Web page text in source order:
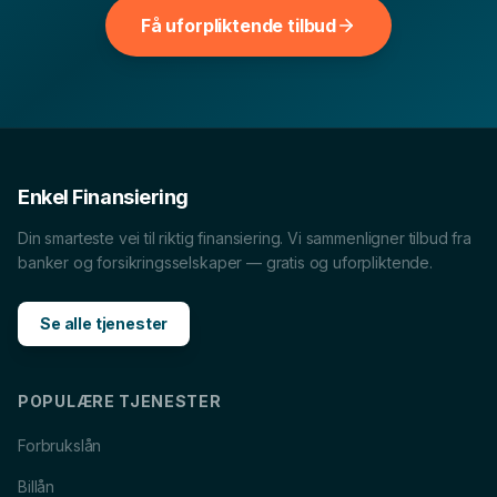
bruk dem til å sammenligne vilkår, renter og hva som
passer økonomien din best.
CaravanlåniBergen
Lån til tannlegeiBergen Lån til reiseiBergen
Få uforpliktende tilbud
Enkel Finansiering
Din smarteste vei til riktig finansiering. Vi sammenligner tilbud fra
banker og forsikringsselskaper — gratis og uforpliktende.
Se alle tjenester
POPULÆRE TJENESTER
Forbrukslån
Billån